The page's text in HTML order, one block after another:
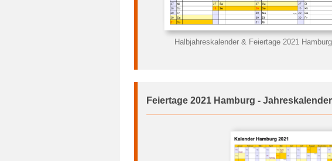
Halbjahreskalender & Feiertage 2021 Hamburg
Feiertage 2021 Hamburg -